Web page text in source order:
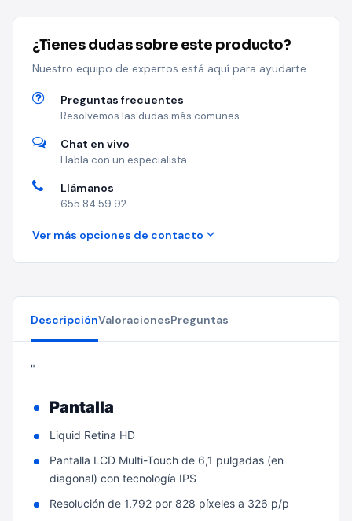
¿Tienes dudas sobre este producto?
Nuestro equipo de expertos está aquí para ayudarte.
Preguntas frecuentes
Resolvemos las dudas más comunes
Chat en vivo
Habla con un especialista
Llámanos
655 84 59 92
Ver más opciones de contacto
DescripciónValoracionesPreguntas
"
Pantalla
Liquid Retina HD
Pantalla LCD Multi-Touch de 6,1 pulgadas (en
diagonal) con tecnología IPS
Resolución de 1.792 por 828 píxeles a 326 p/p